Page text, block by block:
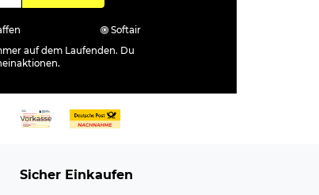
Softair
auf dem Laufenden. Du
Sicher Einkaufen